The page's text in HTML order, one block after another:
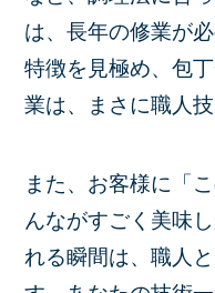
は、長年の修業が
特徴を見極め、包
業は、まさに職人技
また、お客様に「
んながすごく美味
れる瞬間は、職人